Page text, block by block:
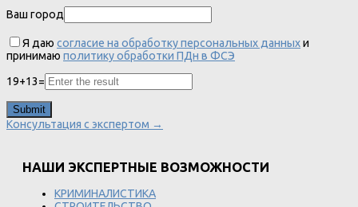
Ваш город
Я даю согласие на обработку персональных данныхи
принимаю политику обработки ПДн в ФСЭ
19+13=
Консультация с экспертом →
НАШИ ЭКСПЕРТНЫЕ ВОЗМОЖНОСТИ
КРИМИНАЛИСТИКА